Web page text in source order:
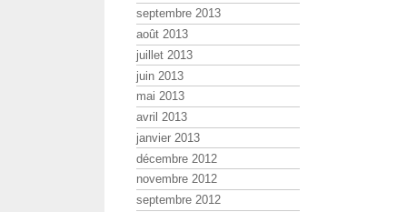
septembre 2013
août 2013
juillet 2013
juin 2013
mai 2013
avril 2013
janvier 2013
décembre 2012
novembre 2012
septembre 2012